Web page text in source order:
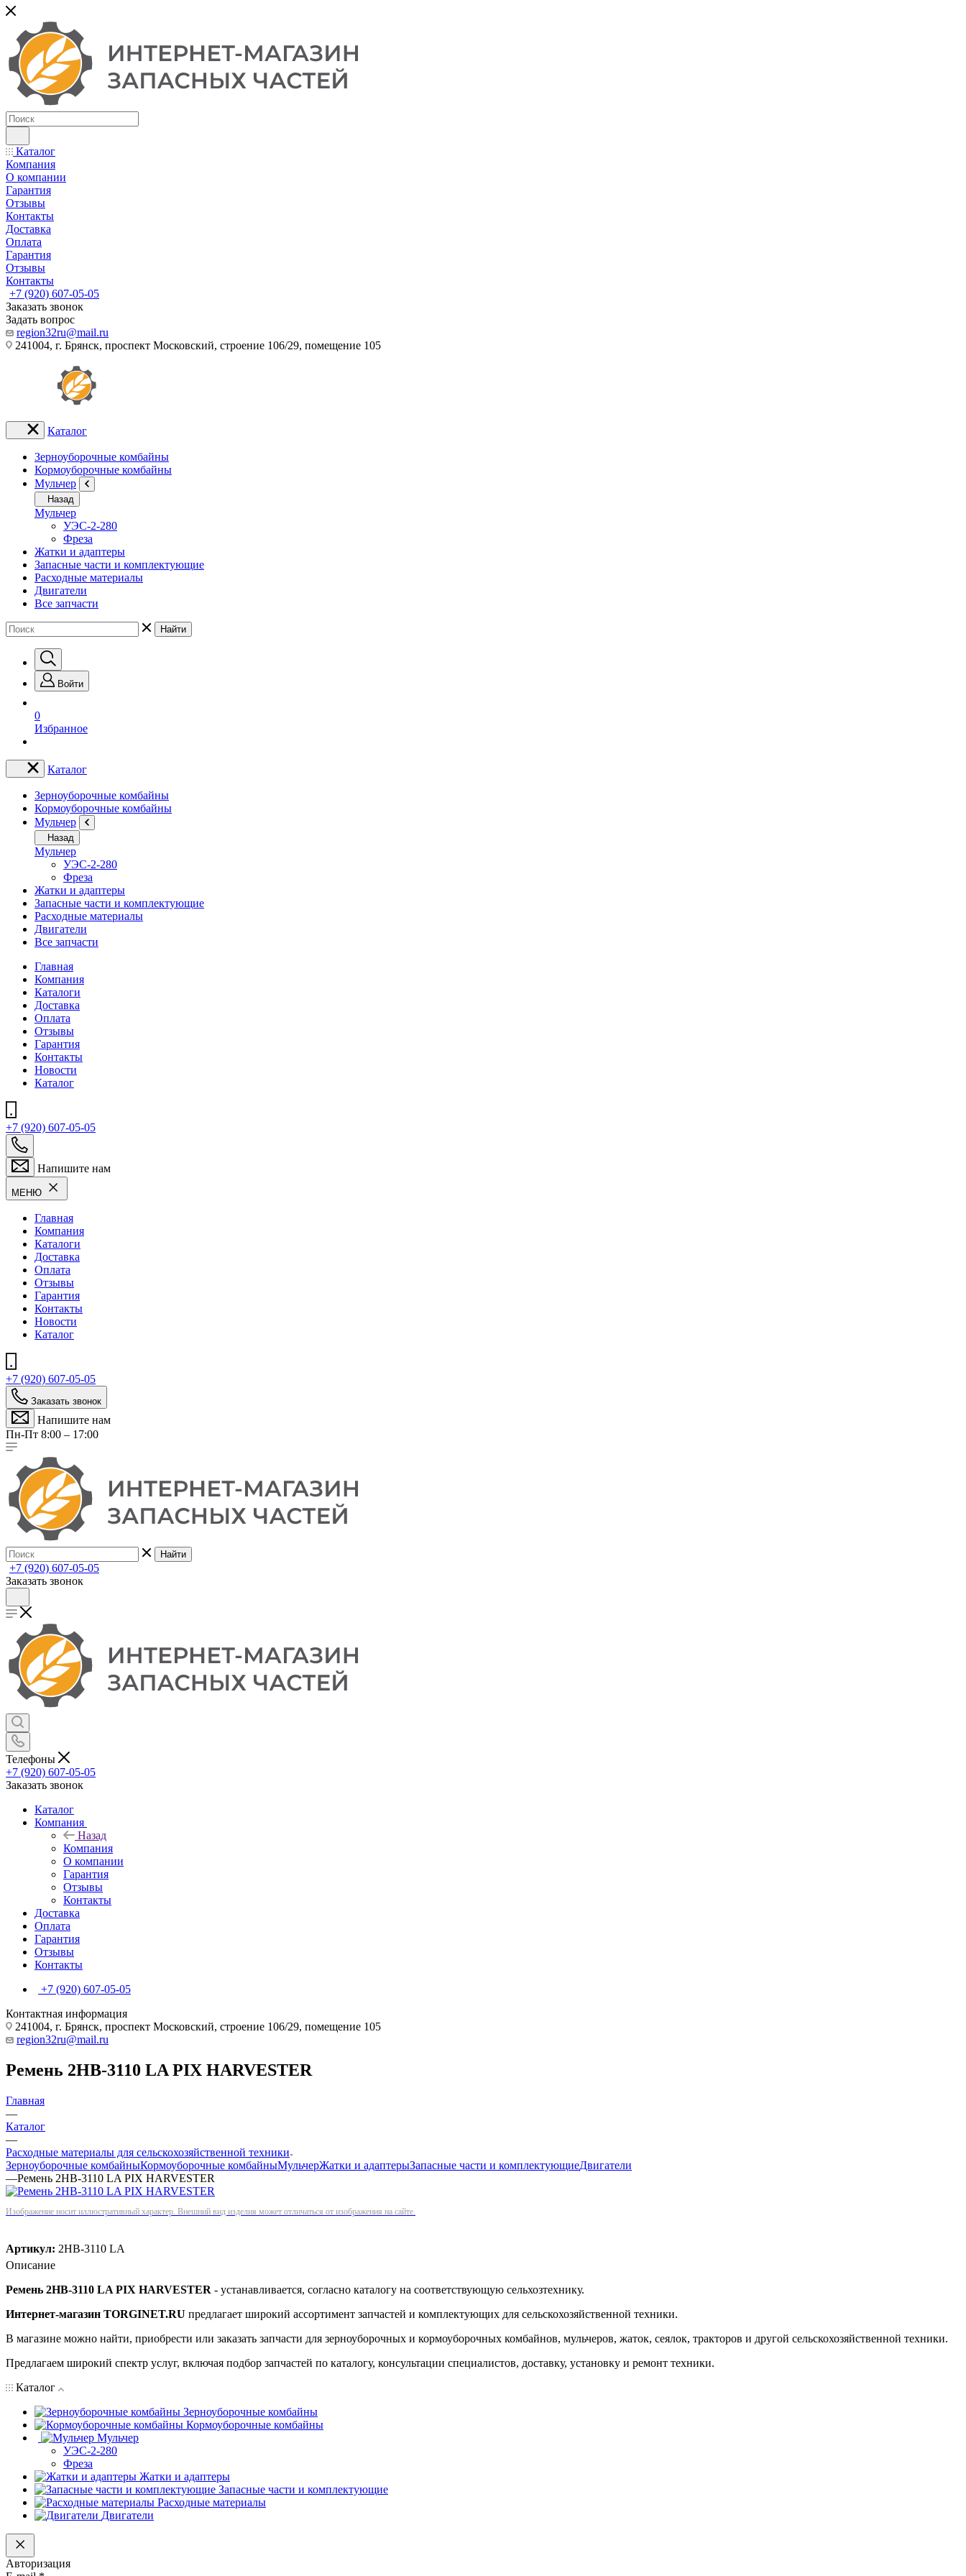
Каталог
Компания
О компании
Гарантия
Отзывы
Контакты
Доставка
Оплата
Гарантия
Отзывы
Контакты
+7 (920) 607-05-05
Заказать звонок
Задать вопрос
region32ru@mail.ru
241004, г. Брянск, проспект Московский, строение 106/29, помещение 105
Каталог
Зерноуборочные комбайны
Кормоуборочные комбайны
Мульчер
Назад
Мульчер
УЭС-2-280
Фреза
Жатки и адаптеры
Запасные части и комплектующие
Расходные материалы
Двигатели
Все запчасти
Найти
Войти
0
Избранное
Каталог
Зерноуборочные комбайны
Кормоуборочные комбайны
Мульчер
Назад
Мульчер
УЭС-2-280
Фреза
Жатки и адаптеры
Запасные части и комплектующие
Расходные материалы
Двигатели
Все запчасти
Главная
Компания
Каталоги
Доставка
Оплата
Отзывы
Гарантия
Контакты
Новости
Каталог
+7 (920) 607-05-05
Напишите нам
МЕНЮ
Главная
Компания
Каталоги
Доставка
Оплата
Отзывы
Гарантия
Контакты
Новости
Каталог
+7 (920) 607-05-05
Заказать звонок
Напишите нам
Пн-Пт 8:00 – 17:00
Найти
+7 (920) 607-05-05
Заказать звонок
Телефоны
+7 (920) 607-05-05
Заказать звонок
Каталог
Компания
Назад
Компания
О компании
Гарантия
Отзывы
Контакты
Доставка
Оплата
Гарантия
Отзывы
Контакты
+7 (920) 607-05-05
Контактная информация
241004, г. Брянск, проспект Московский, строение 106/29, помещение 105
region32ru@mail.ru
Ремень 2НВ-3110 LA PIX HARVESTER
Главная
—
Каталог
—
Расходные материалы для сельскохозяйственной техники
Зерноуборочные комбайныКормоуборочные комбайныМульчерЖатки и адаптерыЗапасные части и комплектующиеДвигатели
—Ремень 2НВ-3110 LA PIX HARVESTER
Изображение носит иллюстративный характер. Внешний вид изделия может отличаться от изображения на сайте.
Артикул: 2НВ-3110 LA
Описание
Ремень 2НВ-3110 LA PIX HARVESTER - устанавливается, согласно каталогу на соответствующую сельхозтехнику.
Интернет-магазин TORGINET.RU предлагает широкий ассортимент запчастей и комплектующих для сельскохозяйственной техники.
В магазине можно найти, приобрести или заказать запчасти для зерноуборочных и кормоуборочных комбайнов, мульчеров, жаток, сеялок, тракторов и другой сельскохозяйственной техники.
Предлагаем широкий спектр услуг, включая подбор запчастей по каталогу, консультации специалистов, доставку, установку и ремонт техники.
Каталог
Зерноуборочные комбайны
Кормоуборочные комбайны
Мульчер
УЭС-2-280
Фреза
Жатки и адаптеры
Запасные части и комплектующие
Расходные материалы
Двигатели
Авторизация